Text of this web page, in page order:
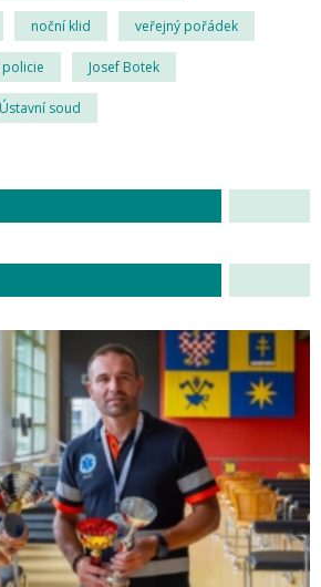
noční klid veřejný pořádek
policie Josef Botek
Ústavní soud